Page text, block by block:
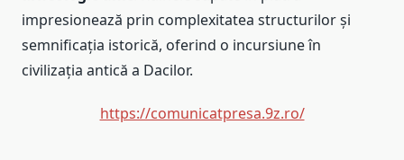
impresionează prin complexitatea structurilor și
semnificația istorică, oferind o incursiune în
civilizația antică a Dacilor.
https://comunicatpresa.9z.ro/